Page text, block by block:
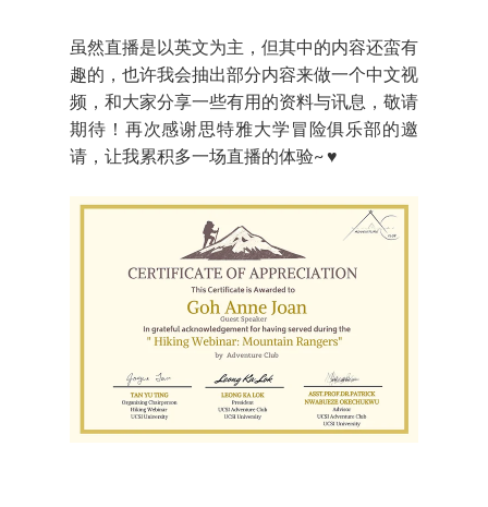
虽然直播是以英文为主，但其中的内容还蛮有
趣的，也许我会抽出部分内容来做一个中文视
频，和大家分享一些有用的资料与讯息，敬请
期待！再次感谢思特雅大学冒险俱乐部的邀
请，让我累积多一场直播的体验~ ♥